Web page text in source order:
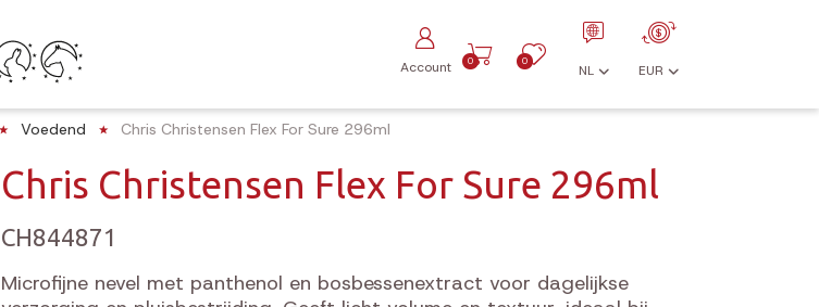
Account 0 0
NL EUR
Voedend Chris Christensen Flex For Sure 296ml
Chris Christensen Flex For Sure 296ml
CH844871
Microfijne nevel met panthenol en bosbessenextract voor dagelijkse